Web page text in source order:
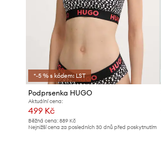
*-5 % s kódem: LST
Podprsenka HUGO
Aktuální cena:
499 Kč
Běžná cena: 889 Kč
Nejnižší cena za posledních 30 dnů před poskytnutím